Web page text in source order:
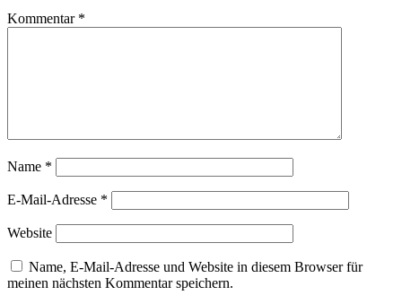
Kommentar *
Name *
E-Mail-Adresse *
Website
Name, E-Mail-Adresse und Website in diesem Browser für
meinen nächsten Kommentar speichern.